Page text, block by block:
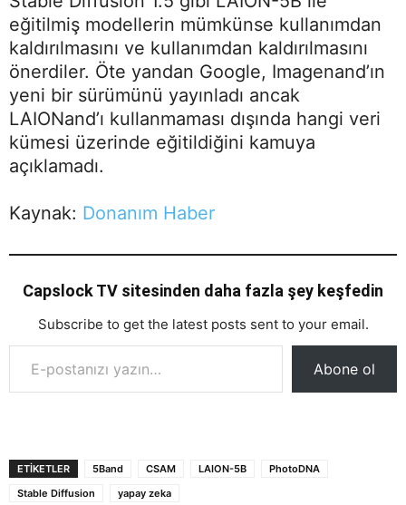
eğitilmiş modellerin mümkünse kullanımdan
kaldırılmasını ve kullanımdan kaldırılmasını
önerdiler. Öte yandan Google, Imagenand’ın
yeni bir sürümünü yayınladı ancak
LAIONand’ı kullanmaması dışında hangi veri
kümesi üzerinde eğitildiğini kamuya
açıklamadı.
Kaynak: Donanım Haber
Capslock TV sitesinden daha fazla şey keşfedin
Subscribe to get the latest posts sent to your email.
E-postanızı yazın…
Abone ol
ETIKETLER 5Band CSAM LAION-5B
PhotoDNA
Stable Diffusion
yapay zeka